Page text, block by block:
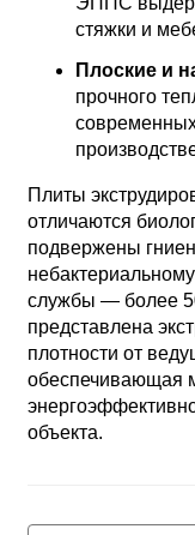
стяжки и
Плоские и
прочного
Плиты
отличаются
подвержены
службы — более
представлена
плотности от
обеспечивающая
объекта.